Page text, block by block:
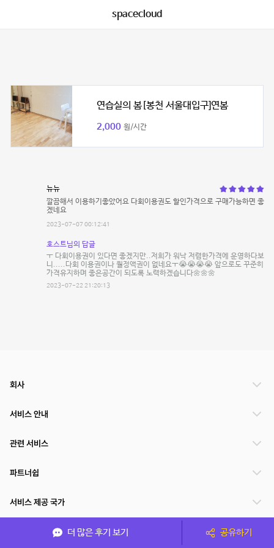
spacecloud
연습실의 봄[봉천 서울대입구]연봄
2,000 원/시간
뉴뉴
깔끔해서 이용하기좋았어요 다회이용권도 할인가격으로 구매가능하면 좋
겠네요
2023-07-07 00:12:41
호스트님의 답글
ㅜ 다회이용권이 있다면 좋겠지만..저희가 워낙 저렴한가격에 운영하다보
니.....다회 이용권이나 월정액권이 없네요ㅜ😭😭😭😭 앞으로도 꾸준히
가격유지하며 좋은공간이 되도록 노력하겠습니다🌼🌼🌼
2023-07-22 21:20:13
더 많은 후기 보기 공유하기
회사
서비스 안내
관련 서비스
파트너쉽
서비스 제공 국가